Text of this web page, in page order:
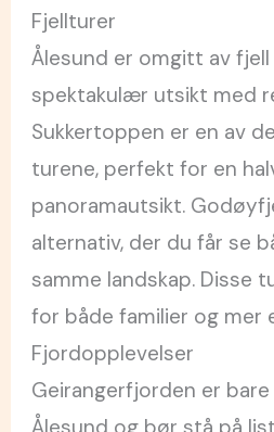
Fjellturer
Ålesund er omgitt av
spektakulær utsikt med
Sukkertoppen er en av
turene, perfekt for en
panoramautsikt.
alternativ, der du får se
samme landskap. Disse
for både familier og mer
Fjordopplevelser
Geirangerfjorden er